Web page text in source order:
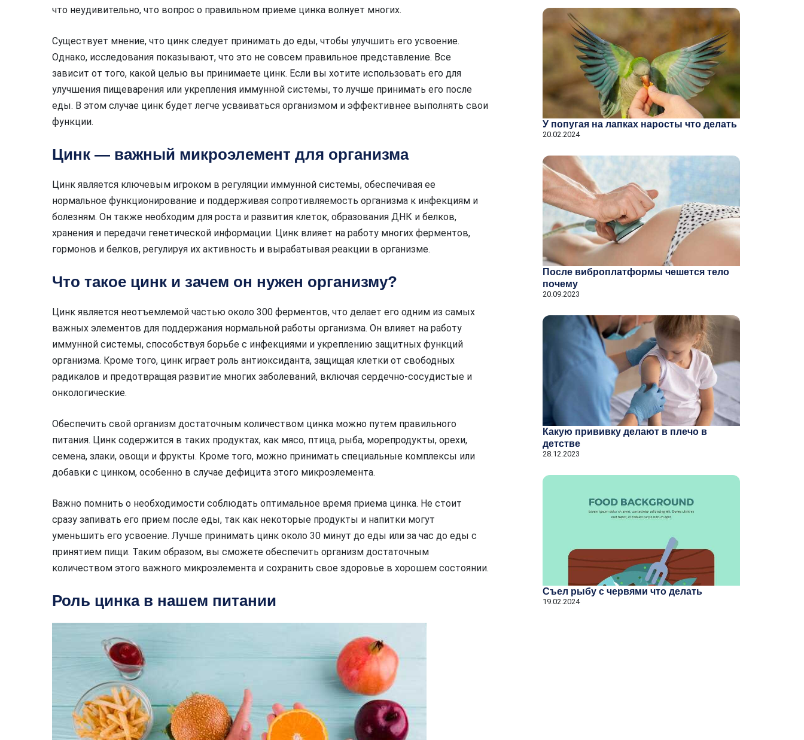
что неудивительно, что вопрос о правильном приеме цинка волнует многих.
Существует мнение, что цинк следует принимать до еды, чтобы улучшить его усвоение.
Однако, исследования показывают, что это не совсем правильное представление. Все
зависит от того, какой целью вы принимаете цинк. Если вы хотите использовать его для
улучшения пищеварения или укрепления иммунной системы, то лучше принимать его после
еды. В этом случае цинк будет легче усваиваться организмом и эффективнее выполнять свои
функции.
Цинк — важный микроэлемент для организма
Цинк является ключевым игроком в регуляции иммунной системы, обеспечивая ее
нормальное функционирование и поддерживая сопротивляемость организма к инфекциям и
болезням. Он также необходим для роста и развития клеток, образования ДНК и белков,
хранения и передачи генетической информации. Цинк влияет на работу многих ферментов,
гормонов и белков, регулируя их активность и вырабатывая реакции в организме.
Что такое цинк и зачем он нужен организму?
Цинк является неотъемлемой частью около 300 ферментов, что делает его одним из самых
важных элементов для поддержания нормальной работы организма. Он влияет на работу
иммунной системы, способствуя борьбе с инфекциями и укреплению защитных функций
организма. Кроме того, цинк играет роль антиоксиданта, защищая клетки от свободных
радикалов и предотвращая развитие многих заболеваний, включая сердечно-сосудистые и
онкологические.
Обеспечить свой организм достаточным количеством цинка можно путем правильного
питания. Цинк содержится в таких продуктах, как мясо, птица, рыба, морепродукты, орехи,
семена, злаки, овощи и фрукты. Кроме того, можно принимать специальные комплексы или
добавки с цинком, особенно в случае дефицита этого микроэлемента.
Важно помнить о необходимости соблюдать оптимальное время приема цинка. Не стоит
сразу запивать его прием после еды, так как некоторые продукты и напитки могут
уменьшить его усвоение. Лучше принимать цинк около 30 минут до еды или за час до еды с
принятием пищи. Таким образом, вы сможете обеспечить организм достаточным
количеством этого важного микроэлемента и сохранить свое здоровье в хорошем состоянии.
Роль цинка в нашем питании
У попугая на лапках наросты что делать
20.02.2024
После виброплатформы чешется тело
почему
20.09.2023
Какую прививку делают в плечо в
детстве
28.12.2023
Съел рыбу с червями что делать
19.02.2024